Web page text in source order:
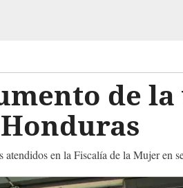
de
en la Fiscalía de la Mujer en